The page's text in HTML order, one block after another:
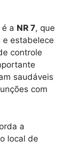
a NR 7, que
estabelece
controle
saudáveis
com
a
local de